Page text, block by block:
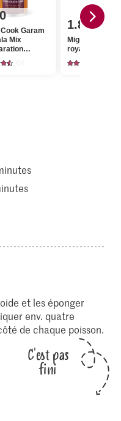
du 6.8 au 12.8.2026, jusqu’à
Cook Garam
Mix
grillées
1.80
Migros Dorade
royale
et les éponger
env. quatre
de chaque poisson.
C'est pas
fini